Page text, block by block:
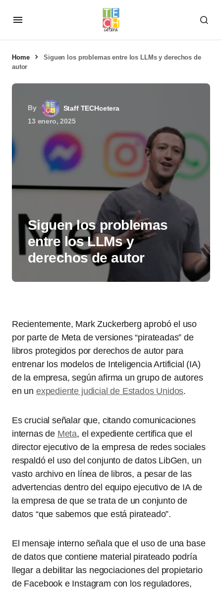
Home
Siguen los problemas entre los LLMs y derechos de
autor
By
Staff TECHcetera
13 enero, 2025
Siguen los problemas
entre los LLMs y
derechos de autor
Recientemente, Mark Zuckerberg aprobó el uso
por parte de Meta de versiones “pirateadas” de
libros protegidos por derechos de autor para
entrenar los modelos de Inteligencia Artificial (IA)
de la empresa, según afirma un grupo de autores
en un expediente judicial de Estados Unidos.
Es crucial señalar que, citando comunicaciones
internas de Meta, el expediente certifica que el
director ejecutivo de la empresa de redes sociales
respaldó el uso del conjunto de datos LibGen, un
vasto archivo en línea de libros, a pesar de las
advertencias dentro del equipo ejecutivo de IA de
la empresa de que se trata de un conjunto de
datos “que sabemos que está pirateado”.
El mensaje interno señala que el uso de una base
de datos que contiene material pirateado podría
llegar a debilitar las negociaciones del propietario
de Facebook e Instagram con los reguladores,